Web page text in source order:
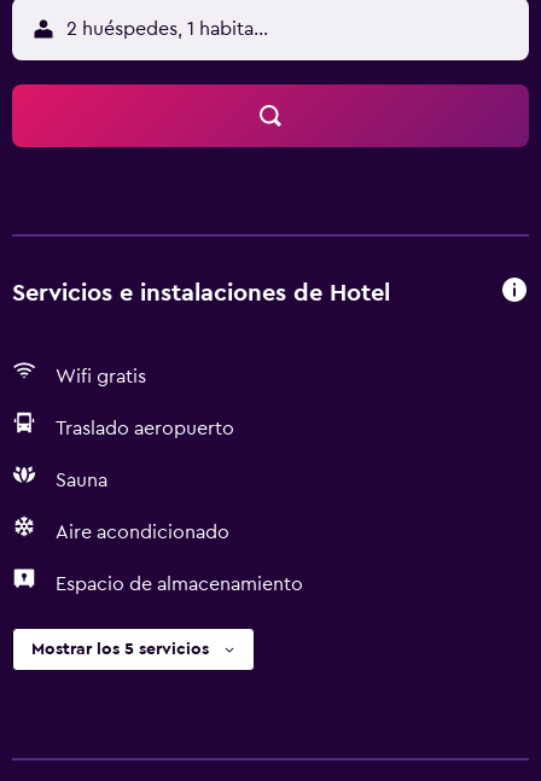
2 huéspedes, 1 habitación
Servicios e instalaciones de Hotel
Wifi gratis
Traslado aeropuerto
Sauna
Aire acondicionado
Espacio de almacenamiento
Mostrar los 5 servicios